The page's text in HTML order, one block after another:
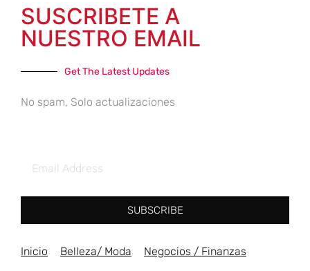
SUSCRIBETE A
NUESTRO EMAIL
Get The Latest Updates
No spam, Solo actualizaciones
SUBSCRIBE
Inicio Belleza/ Moda Negocios / Finanzas